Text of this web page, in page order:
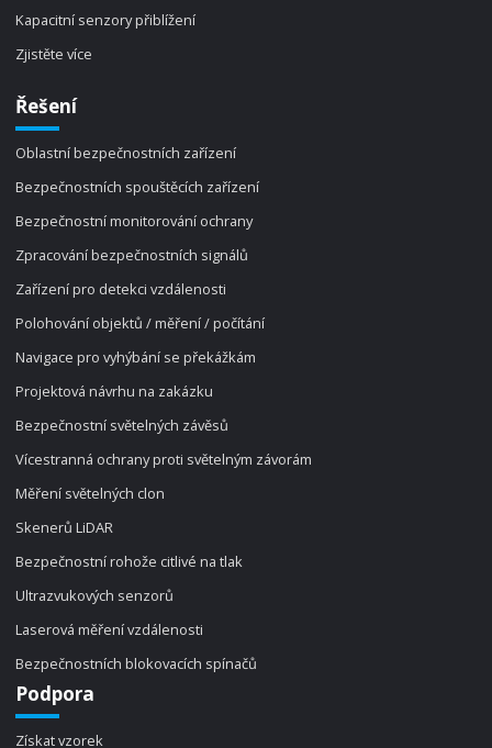
Kapacitní senzory přiblížení
Zjistěte více
Řešení
Oblastní bezpečnostních zařízení
Bezpečnostních spouštěcích zařízení
Bezpečnostní monitorování ochrany
Zpracování bezpečnostních signálů
Zařízení pro detekci vzdálenosti
Polohování objektů / měření / počítání
Navigace pro vyhýbání se překážkám
Projektová návrhu na zakázku
Bezpečnostní světelných závěsů
Vícestranná ochrany proti světelným závorám
Měření světelných clon
Skenerů LiDAR
Bezpečnostní rohože citlivé na tlak
Ultrazvukových senzorů
Laserová měření vzdálenosti
Bezpečnostních blokovacích spínačů
Podpora
Získat vzorek